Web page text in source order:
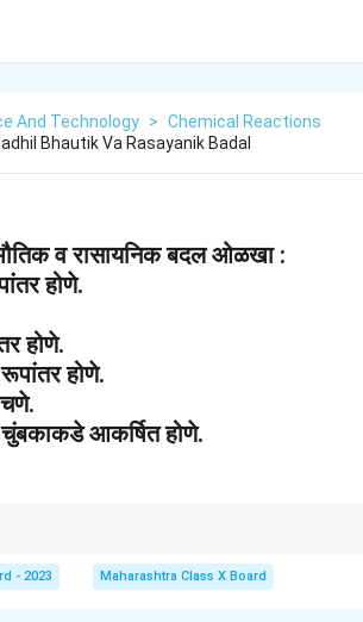
And Technology > Chemical Reactions
Bhautik Va Rasayanik Badal
व रासायनिक बदल ओळखा :
होणे.
होणे.
होणे.
आकर्षित होणे.
- 2023 Maharashtra Class X Board